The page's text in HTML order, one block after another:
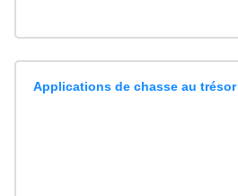
Applications de chasse au trésor